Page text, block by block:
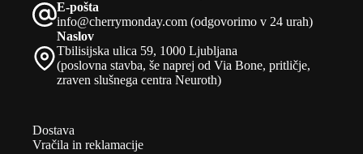
E-pošta
info@cherrymonday.com (odgovorimo v 24 urah)
Naslov
Tbilisijska ulica 59, 1000 Ljubljana
(poslovna stavba, še naprej od Via Bone, pritličje,
zraven slušnega centra Neuroth)
Dostava
Vračila in reklamacije